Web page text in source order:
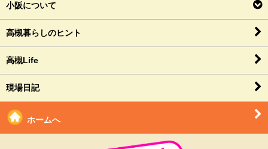
小阪について
高槻暮らしのヒント
高槻Life
現場日記
ホームへ